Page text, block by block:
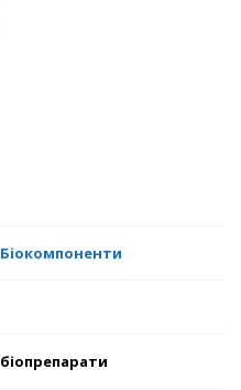
Біокомпоненти
біопрепарати